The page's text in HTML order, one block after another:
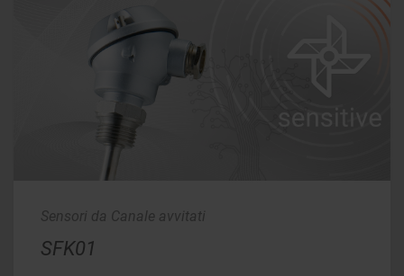
Sensori da Canale avvitati
SFK01